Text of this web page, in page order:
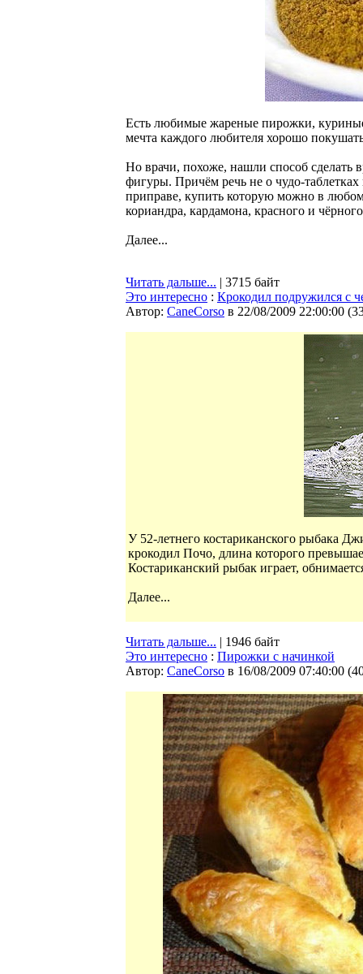
Есть любимые жареные пирожки,
мечта каждого любителя хорошо
Но врачи, похоже, нашли способ
фигуры. Причём речь не о чудо-
приправе, купить которую можно в
кориандра, кардамона, красного и
Далее...
Читать дальше... | 3715 байт
Это интересно : Крокодил подружился с
Автор: CaneCorso в 22/08/2009 22:00:00 (
У 52-летнего костариканского рыбака
крокодил Почо, длина которого
Костариканский рыбак играет,
Далее...
Читать дальше... | 1946 байт
Это интересно : Пирожки с начинкой
Автор: CaneCorso в 16/08/2009 07:40:00 (